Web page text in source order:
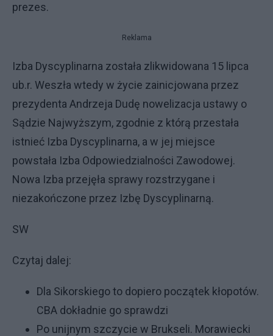
prezes.
Reklama
Izba Dyscyplinarna została zlikwidowana 15 lipca
ub.r. Weszła wtedy w życie zainicjowana przez
prezydenta Andrzeja Dudę nowelizacja ustawy o
Sądzie Najwyższym, zgodnie z którą przestała
istnieć Izba Dyscyplinarna, a w jej miejsce
powstała Izba Odpowiedzialności Zawodowej.
Nowa Izba przejęła sprawy rozstrzygane i
niezakończone przez Izbę Dyscyplinarną.
SW
Czytaj dalej:
Dla Sikorskiego to dopiero początek kłopotów.
CBA dokładnie go sprawdzi
Po unijnym szczycie w Brukseli. Morawiecki